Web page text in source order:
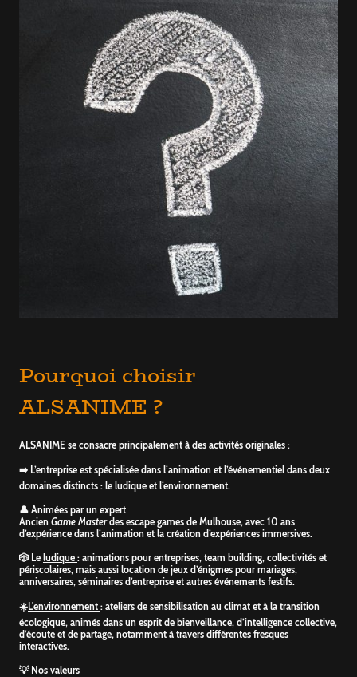
Pourquoi choisir
ALSANIME ?
ALSANIME se consacre principalement à des activités originales :
➡️ L’entreprise est spécialisée dans l’animation et l’événementiel dans deux
domaines distincts : le ludique et l’environnement.
👤 Animées par un expert
Ancien Game Masterdes escape games de Mulhouse, avec 10 ans
d’expérience dans l’animation et la création d’expériences immersives.
🎲 Le ludique : animations pour entreprises, team building, collectivités et
périscolaires, mais aussi location de jeux d’énigmes pour mariages,
anniversaires, séminaires d’entreprise et autres événements festifs.
☀️L'environnement : ateliers de sensibilisation au climat et à la transition
écologique, animés dans un esprit de bienveillance, d’intelligence collective,
d’écoute et de partage, notamment à travers différentes fresques
interactives.
💡 Nos valeurs